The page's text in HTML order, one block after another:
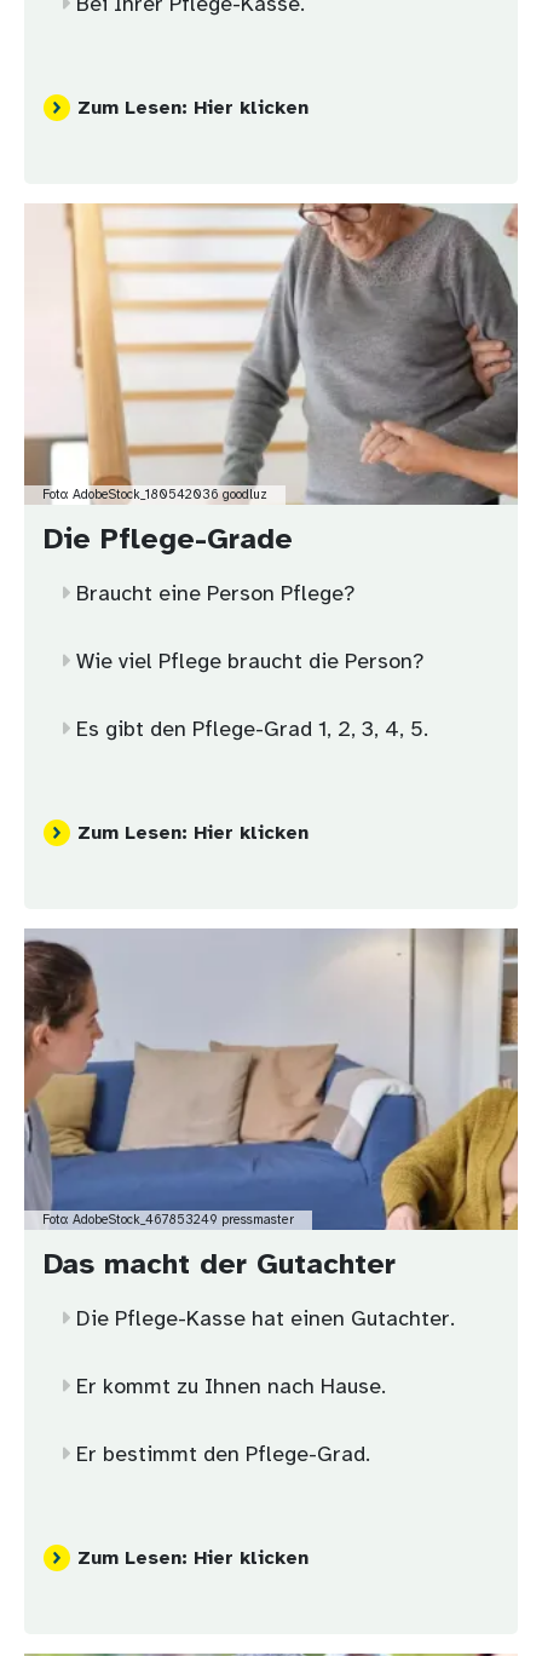
Bei Ihrer Pflege-Kasse.
Zum Lesen: Hier klicken
Foto: AdobeStock_180542036 goodluz
Die Pflege-Grade
Braucht eine Person Pflege?
Wie viel Pflege braucht die Person?
Es gibt den Pflege-Grad 1, 2, 3, 4, 5.
Zum Lesen: Hier klicken
Bild
Foto: AdobeStock_467853249 pressmaster
Das macht der Gutachter
Die Pflege-Kasse hat einen Gutachter.
Er kommt zu Ihnen nach Hause.
Er bestimmt den Pflege-Grad.
Zum Lesen: Hier klicken